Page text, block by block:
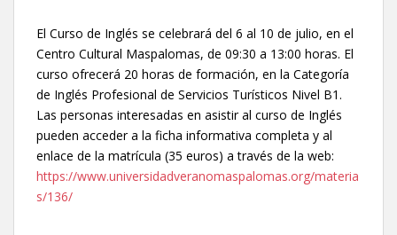
El Curso de Inglés se celebrará del 6 al 10 de julio, en el
Centro Cultural Maspalomas, de 09:30 a 13:00 horas. El
curso ofrecerá 20 horas de formación, en la Categoría
de Inglés Profesional de Servicios Turísticos Nivel B1.
Las personas interesadas en asistir al curso de Inglés
pueden acceder a la ficha informativa completa y al
enlace de la matrícula (35 euros) a través de la web:
https://www.universidadveranomaspalomas.org/materia
s/136/